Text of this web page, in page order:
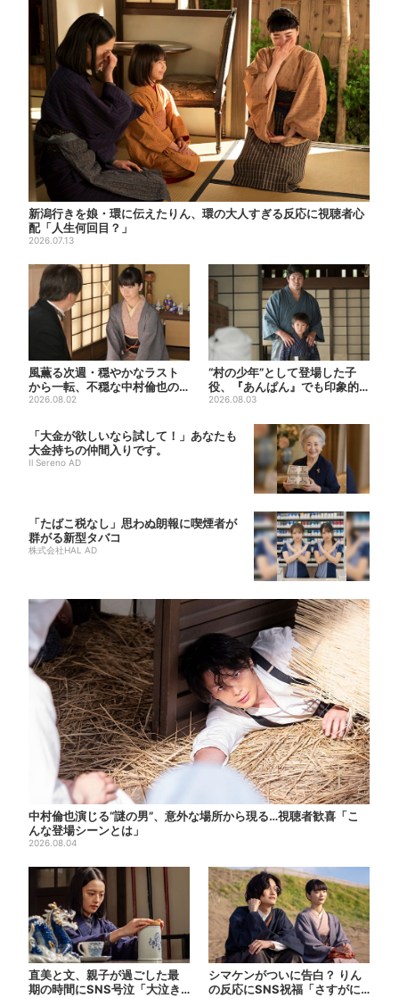
新潟行きを娘・環に伝えたりん、環の大人すぎる反応に視聴者心
配「人生何回目？」
2026.07.13
風薫る次週・穏やかなラスト
から一転、不穏な中村倫也の
登場に視聴者期待「いよいよ
2026.08.02
“村の少年”として登場した子
役、『あんぱん』でも印象的
だった…視聴者驚き「演技上...
2026.08.03
「大金が欲しいなら試して！」あなたも
大金持ちの仲間入りです。
Il Sereno AD
「たばこ税なし」思わぬ朗報に喫煙者が
群がる新型タバコ
株式会社HAL AD
中村倫也演じる“謎の男”、意外な場所から現る…視聴者歓喜「こ
んな登場シーンとは」
2026.08.04
直美と文、親子が過ごした最
期の時間にSNS号泣「大泣き
シマケンがついに告白？ りん
の反応にSNS祝福「さすがに